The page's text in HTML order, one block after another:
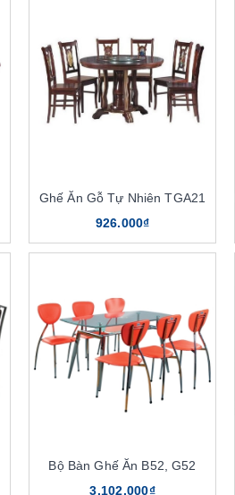
Ghế Ăn Gỗ Tự Nhiên TGA21
926.000₫
Bộ Bàn Ghế Ăn B52, G52
3.102.000₫